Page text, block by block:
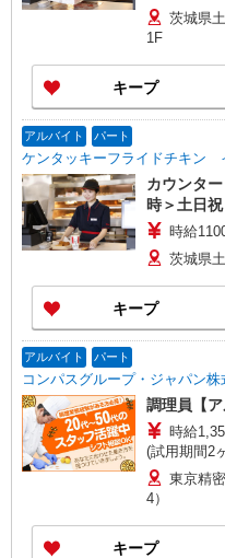
茨城県
1F
キープ
アルバイト パート
ケンタッキーフライドチキン
カウンタ
時＞土日
時給
茨城県
キープ
アルバイト パート
コンパスグループ・ジャパン
調理員【ア
時給1,350円以上 試用
(試用期間2ヶ月) 残業が発生した場
分単位で別
東京精
4）
キープ